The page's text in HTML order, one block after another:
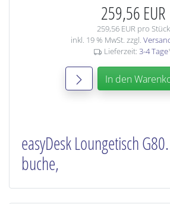
259,56 EUR
259,56 EUR pro Stück
inkl. 19 % MwSt. zzgl.
Lieferzeit: 3-4 Tage
In den
easyDesk Loungetisch
buche,